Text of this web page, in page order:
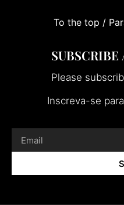
To the top /
Please
Inscreva-se